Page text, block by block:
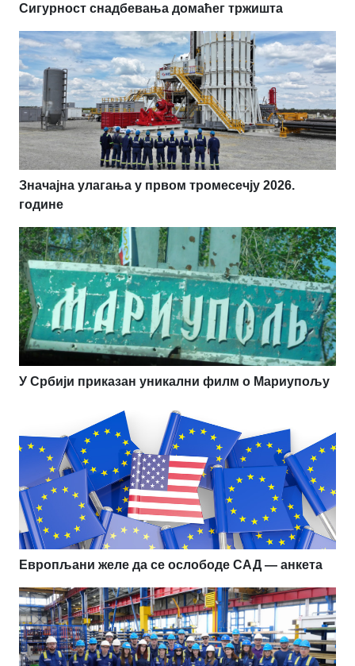
Сигурност снадбевања домаћег тржишта
Значајна улагања у првом тромесечју 2026.
године
У Србији приказан уникални филм о Мариупољу
Европљани желе да се ослободе САД — анкета